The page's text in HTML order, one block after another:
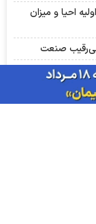
احیا و میزان
گزارش مجامع بورسی ۱۴ مرداد ۱۴۰۵ | از سود ۴ تا ۲۳ ریالی تا عدم
سبزپوشی بورسی با خبر توافق ایران و عمان/ پیش بینی شنبه 17